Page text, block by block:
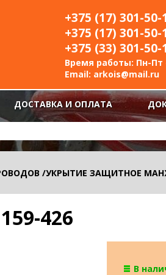
+375 (17) 301-50-
+375 (17) 301-50-
+375 (33) 301-
Время работы: Пн-Пт
Email: arkois@mail.ru
ДОСТАВКА И ОПЛАТА
/УКРЫТИЕ ЗАЩИТНОЕ
426
В